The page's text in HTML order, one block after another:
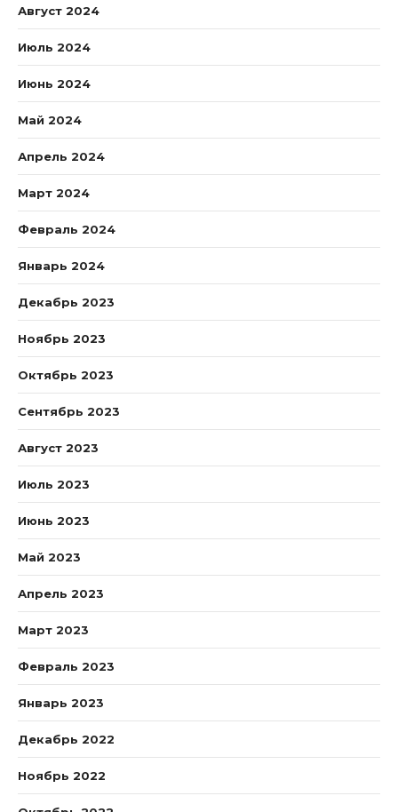
Август 2024
Июль 2024
Июнь 2024
Май 2024
Апрель 2024
Март 2024
Февраль 2024
Январь 2024
Декабрь 2023
Ноябрь 2023
Октябрь 2023
Сентябрь 2023
Август 2023
Июль 2023
Июнь 2023
Май 2023
Апрель 2023
Март 2023
Февраль 2023
Январь 2023
Декабрь 2022
Ноябрь 2022